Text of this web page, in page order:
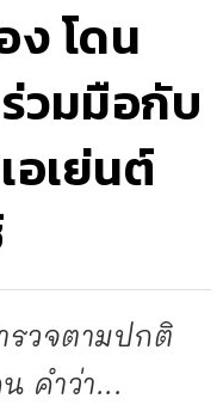
ง โดน
วมมือกับ
อเย่นต์
รวจตามปกติ
คำว่า...